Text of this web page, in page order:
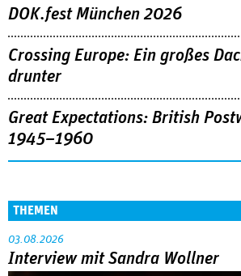
DOK.fest München 2026
Crossing Europe: Ein großes
drunter
Great Expectations: British
1945–1960
THEMEN
03.08.2026
Interview mit Sandra Wollner